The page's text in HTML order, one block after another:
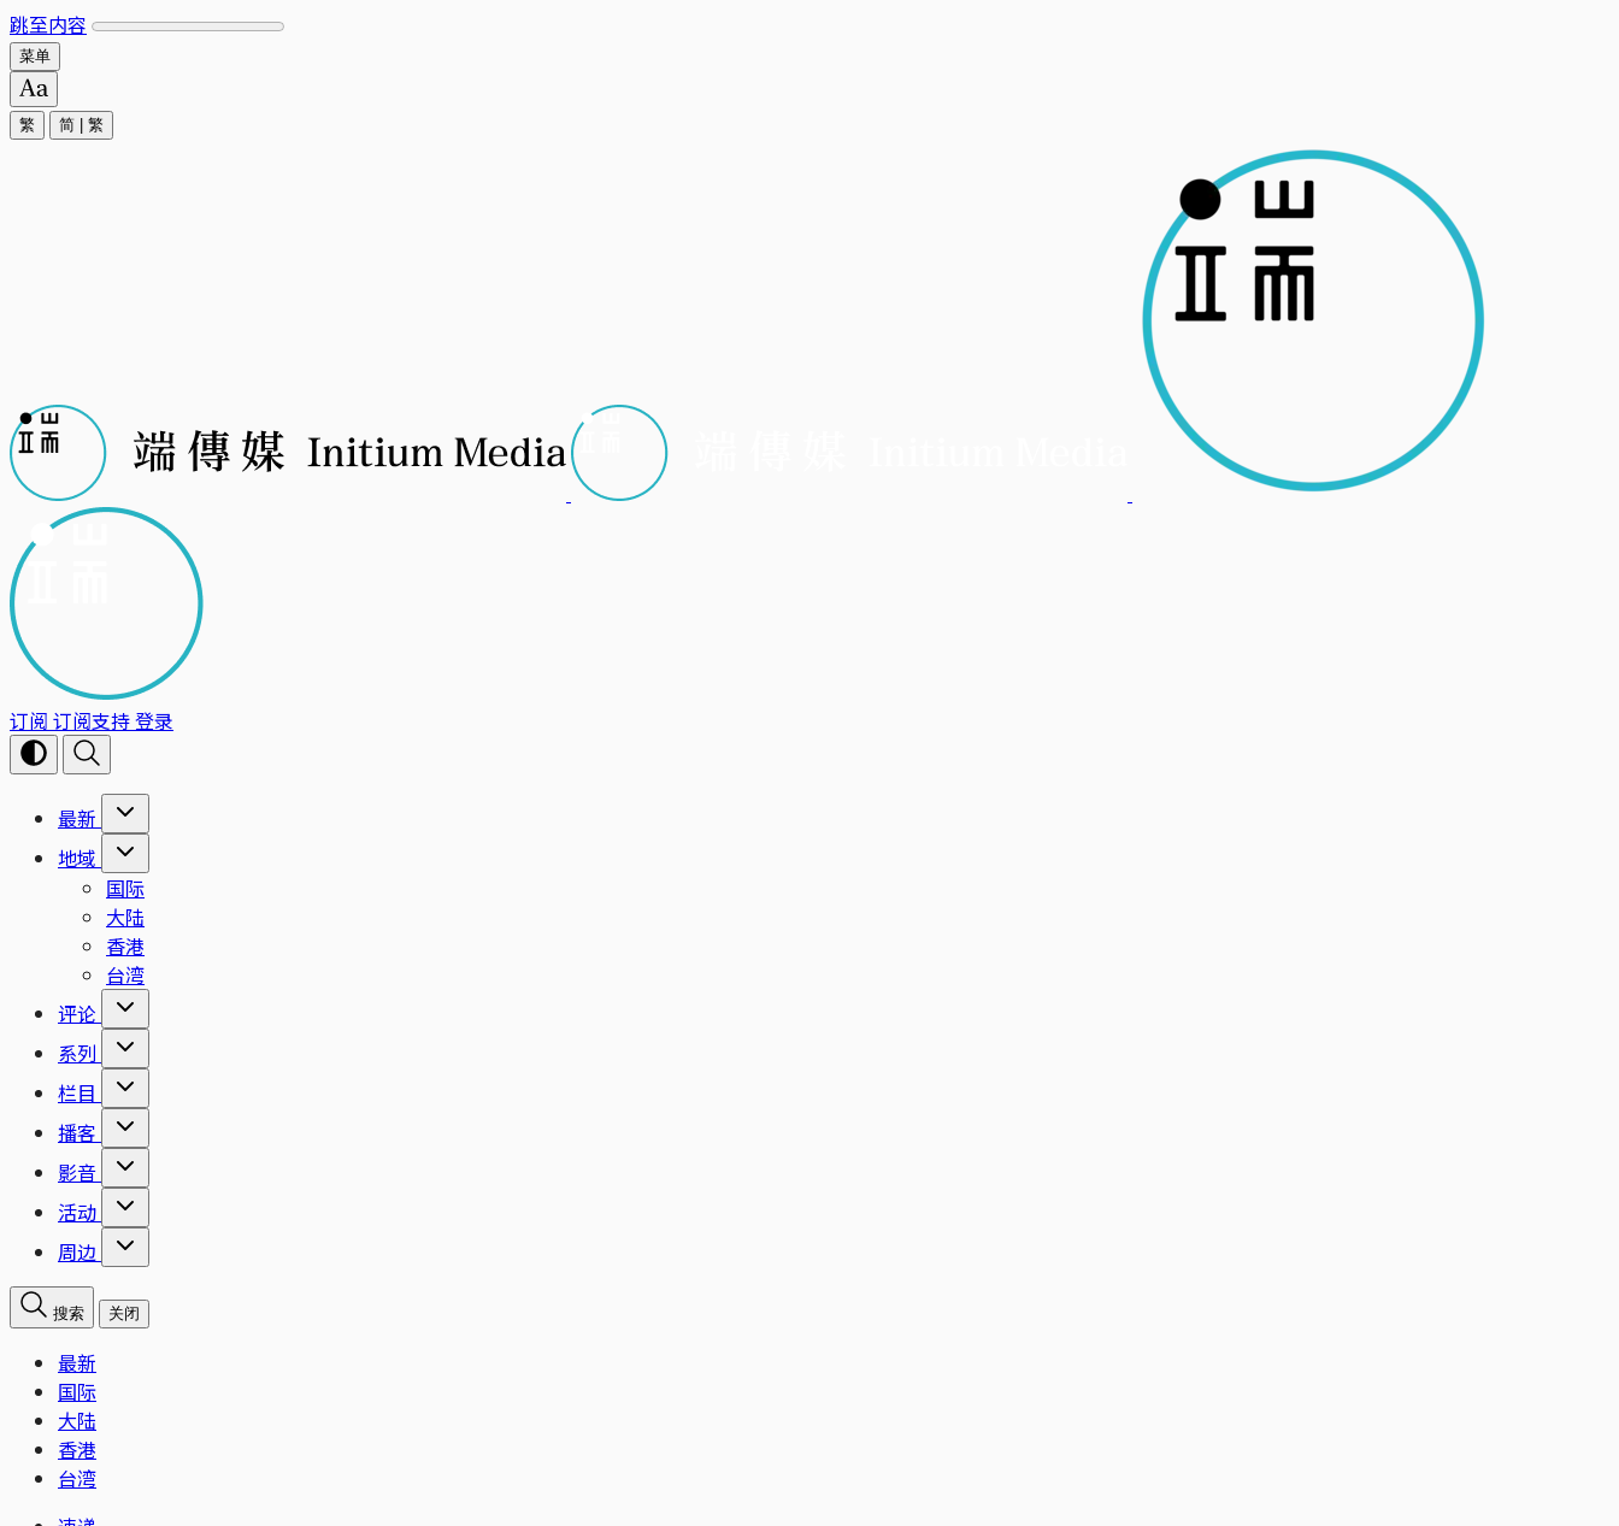
跳至内容
菜单
繁 简 繁
订阅 订阅支持登录
最新
地域
国际
大陆
香港
台湾
评论
系列
栏目
播客
影音
活动
周边
搜索 关闭
最新
国际
大陆
香港
台湾